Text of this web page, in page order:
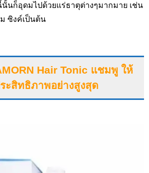
นก็อุดมไปด้วยแร่ธาตุต่างๆมากมาย เช่น
ซิงค์เป็นต้น
Hair Tonic แชมพู ให้
ะสิทธิภาพอย่างสูงสุด